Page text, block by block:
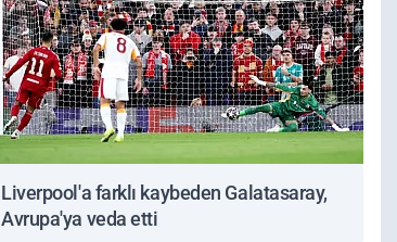
Liverpool'a farklı kaybeden Galatasaray,
Avrupa'ya veda etti